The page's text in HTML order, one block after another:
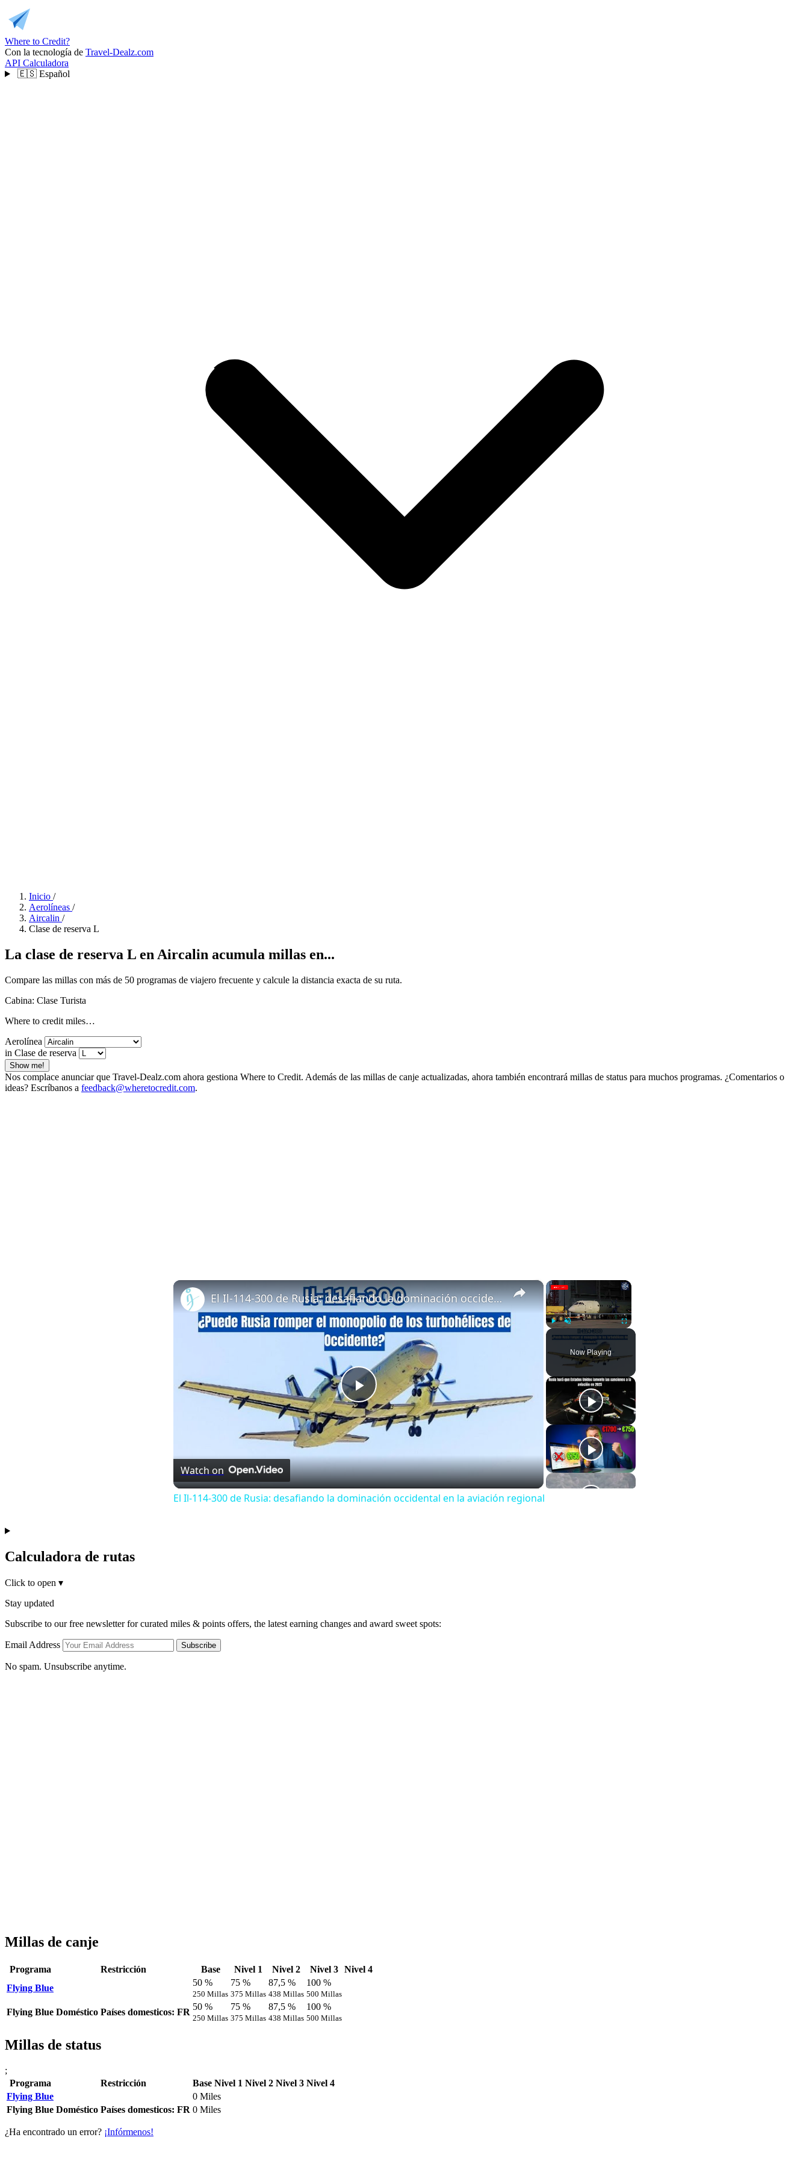
Where to Credit?
Con la tecnología de Travel-Dealz.com
API Calculadora
🇪🇸 Español
Inicio /
Aerolíneas /
Aircalin /
Clase de reserva L
La clase de reserva L en Aircalin acumula millas en...
Compare las millas con más de 50 programas de viajero frecuente y calcule la distancia exacta de su ruta.
Cabina: Clase Turista
Where to credit miles…
Aerolínea
in Clase de reserva
Show me!
Nos complace anunciar que Travel-Dealz.com ahora gestiona Where to Credit. Además de las millas de canje actualizadas, ahora también encontrará millas de status para muchos programas. ¿Comentarios o
ideas? Escríbanos a feedback@wheretocredit.com.
×
Unmute Fullscreen
Now Playing
×
Play
Video
El Il-114-300 de Rusia: desafiando la dominación occidental en la aviación regional
Watch on
El Il-114-300 de Rusia: desafiando la dominación occidental en la aviación regional
Calculadora de rutas
Click to open ▾
Stay updated
Subscribe to our free newsletter for curated miles & points offers, the latest earning changes and award sweet spots:
Email Address Subscribe
No spam. Unsubscribe anytime.
Millas de canje
Programa Restricción Base Nivel 1 Nivel 2 Nivel 3 Nivel 4
Flying Blue
50 %
250 Millas
75 %
375 Millas
87,5 %
438 Millas
100 %
500 Millas
Flying Blue Doméstico Países domesticos: FR
50 %
250 Millas
75 %
375 Millas
87,5 %
438 Millas
100 %
500 Millas
Millas de status
;
Programa
Restricción Base Nivel 1 Nivel 2 Nivel 3 Nivel 4
Flying Blue
0 Miles
Flying Blue Doméstico Países domesticos: FR 0 Miles
¿Ha encontrado un error? ¡Infórmenos!